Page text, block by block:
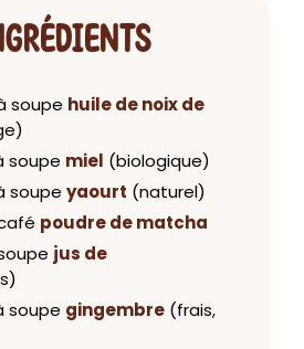
soupe huile de noix de
soupe miel (biologique)
soupe yaourt (naturel)
poudre de matcha
jus de
soupe gingembre (frais,